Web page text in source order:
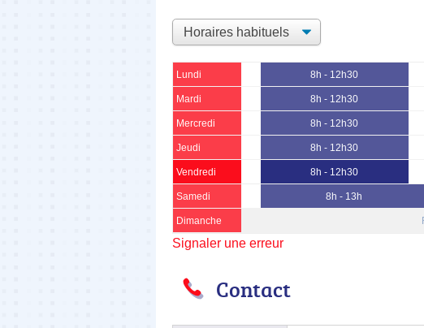
Lundi 8h - 12h30
Mardi 8h - 12h30
Mercredi 8h - 12h30
Jeudi 8h - 12h30
Vendredi 8h - 12h30
Samedi 8h - 13h
Dimanche
Signaler une erreur
Contact